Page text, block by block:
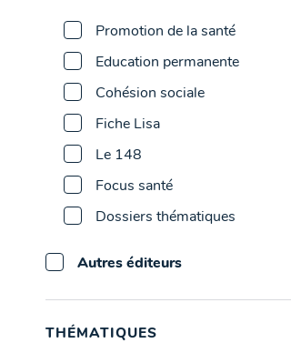
Promotion de la santé
Education permanente
Cohésion sociale
Fiche Lisa
Le 148
Focus santé
Dossiers thématiques
Autres éditeurs
THÉMATIQUES